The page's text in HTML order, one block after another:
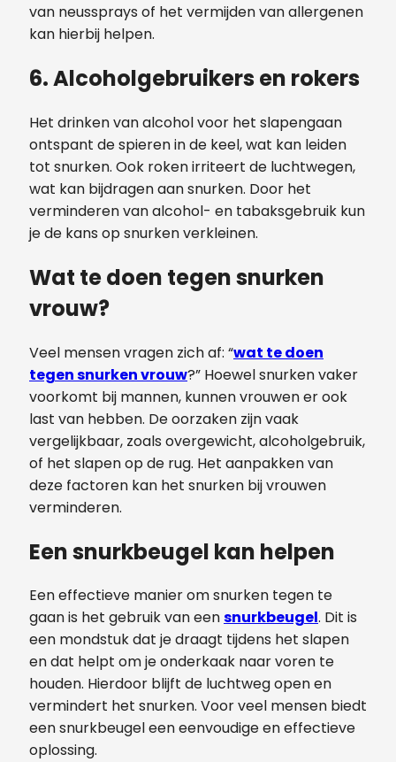
van neussprays of het vermijden van allergenen
kan hierbij helpen.
6.Alcoholgebruikers en rokers
Het drinken van alcohol voor het slapengaan
ontspant de spieren in de keel, wat kan leiden
tot snurken. Ook roken irriteert de luchtwegen,
wat kan bijdragen aan snurken. Door het
verminderen van alcohol- en tabaksgebruik kun
je de kans op snurken verkleinen.
Wat te doen tegen snurken
vrouw?
Veel mensen vragen zich af: “wat te doen
tegen snurken vrouw?” Hoewel snurken vaker
voorkomt bij mannen, kunnen vrouwen er ook
last van hebben. De oorzaken zijn vaak
vergelijkbaar, zoals overgewicht, alcoholgebruik,
of het slapen op de rug. Het aanpakken van
deze factoren kan het snurken bij vrouwen
verminderen.
Een snurkbeugel kan helpen
Een effectieve manier om snurken tegen te
gaan is het gebruik van eensnurkbeugel. Dit is
een mondstuk dat je draagt tijdens het slapen
en dat helpt om je onderkaak naar voren te
houden. Hierdoor blijft de luchtweg open en
vermindert het snurken. Voor veel mensen biedt
een snurkbeugel een eenvoudige en effectieve
oplossing.